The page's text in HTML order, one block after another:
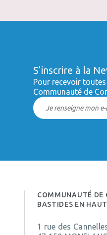
S’inscrire à la
Pour recevoir
Communauté de
COMMUNAUTÉ DE
BASTIDES EN
1 rue des